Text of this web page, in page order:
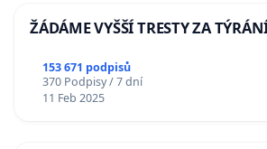
ŽÁDÁME VYŠŠÍ TRESTY ZA
153 671 podpisů
370 Podpisy / 7 dní
11 Feb 2025